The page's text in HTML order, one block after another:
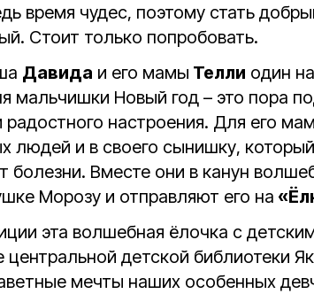
время чудес, поэтому стать
Стоит только попробовать.
Давида и его мамы Телли один
мальчишки Новый год – это пора
настроения. Для его
людей и в своего сынишку,
болезни. Вместе они в канун
Морозу и отправляют его на
эта волшебная ёлочка с
центральной детской библиотеки
мечты наших особенных